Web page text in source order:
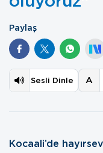
Paylaş
Sesli Dinle A
Kocaali’de